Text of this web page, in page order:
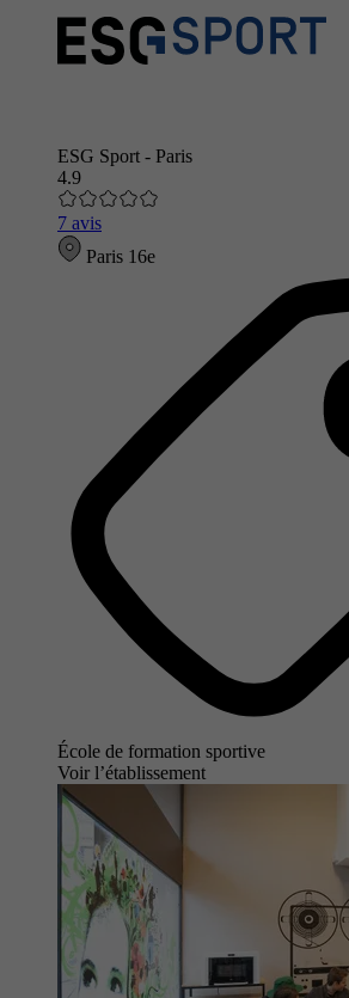
ESG Sport - Paris
4.9
7 avis
Paris 16e
École de formation sportive
Voir l’établissement